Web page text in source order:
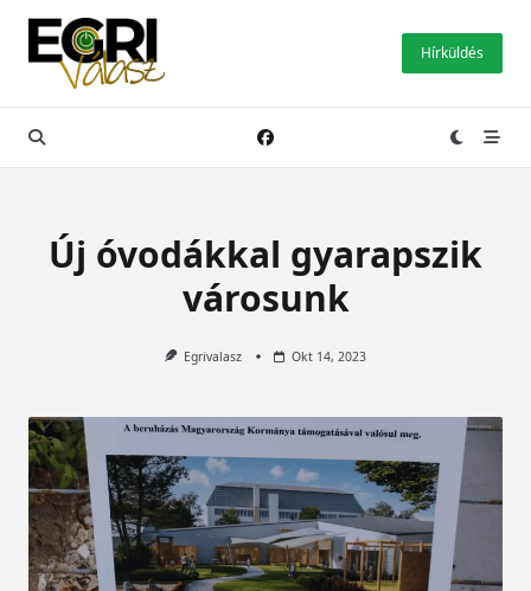
Skip
content
Hírküldés
Új óvodákkal gyarapszik
városunk
Egrivalasz Okt 14, 2023